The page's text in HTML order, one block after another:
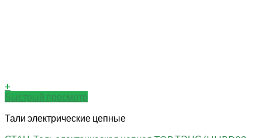
+
Быстрый просмотр
Тали электрические цепные